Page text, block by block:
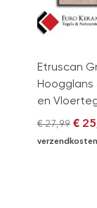
Etruscan
Hoogglans
en
€27,99 €
verzendkosten